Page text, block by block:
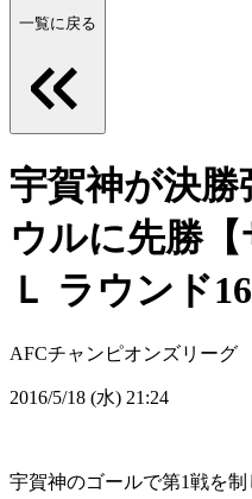
一覧に戻る
宇賀神が決勝
ウルに先勝
Ｌ ラウンド16
AFCチャンピオンズリーグ
2016/5/18 (水) 21:24
宇賀神のゴールで第1戦を制